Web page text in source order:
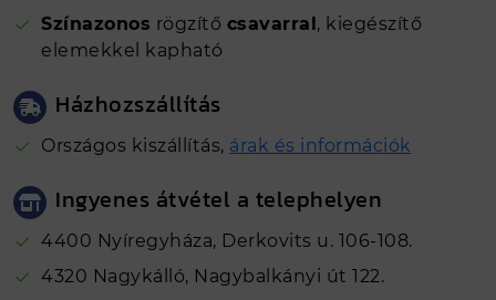
Színazonos rögzítő csavarral, kiegészítő
elemekkel kapható
Házhozszállítás
Országos kiszállítás, árak és információk
Ingyenes átvétel a telephelyen
4400 Nyíregyháza, Derkovits u. 106-108.
4320 Nagykálló, Nagybalkányi út 122.
Népszerű termék